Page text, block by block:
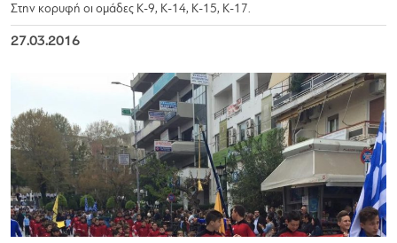
Στην κορυφή οι ομάδες Κ-9, Κ-14, Κ-15, Κ-17.
27.03.2016